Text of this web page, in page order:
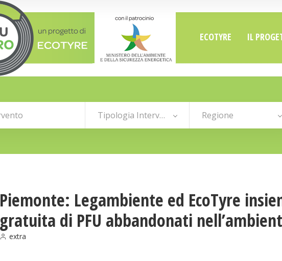
ECOTYRE IL
Tipologia Intervento Regione
Piemonte: Legambiente ed EcoTyre
gratuita di PFU abbandonati
extra